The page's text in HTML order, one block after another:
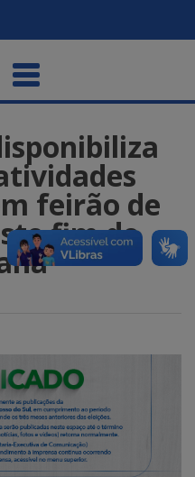
feirão de
fim de